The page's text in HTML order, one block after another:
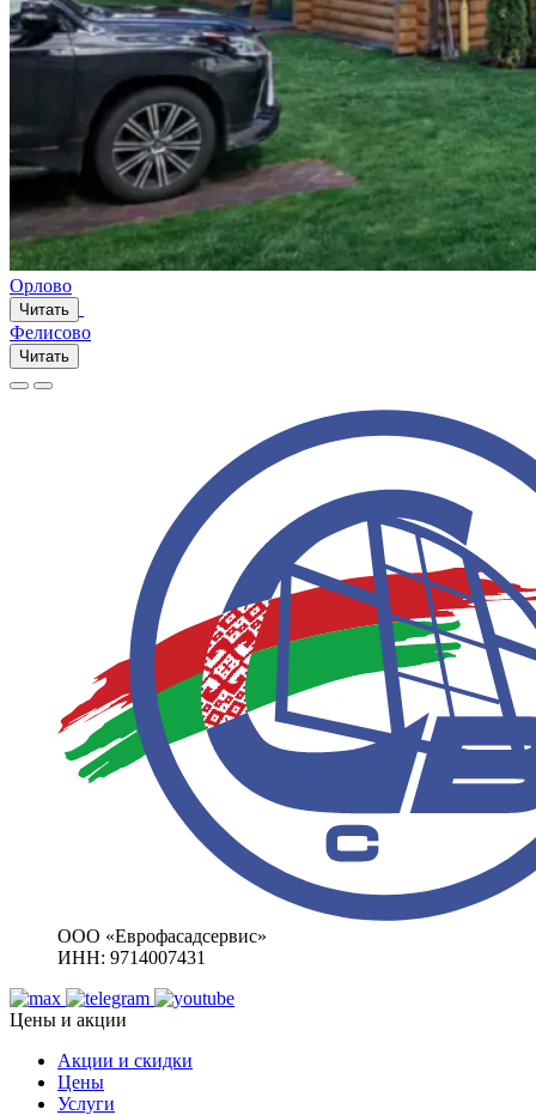
Орлово
Читать
Фелисово
Читать
ООО «Еврофасадсервис»
ИНН: 9714007431
Цены и акции
Акции и скидки
Цены
Услуги